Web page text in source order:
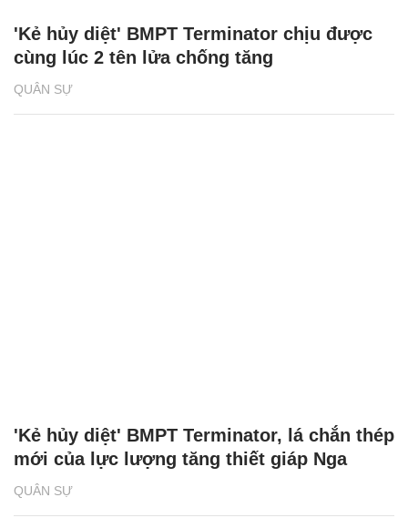
QUÂN SỰ
'Kẻ hủy diệt' BMPT Terminator chịu được
cùng lúc 2 tên lửa chống tăng
QUÂN SỰ
'Kẻ hủy diệt' BMPT Terminator, lá chắn thép
mới của lực lượng tăng thiết giáp Nga